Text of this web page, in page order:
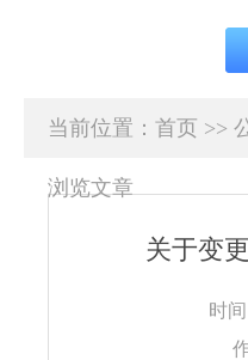
当前位置： 首页 >>
浏览文章
关于变
时